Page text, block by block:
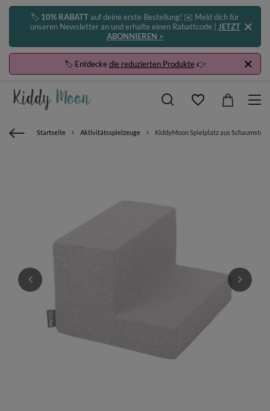
🏷️ 10% RABATTauf deine erste Bestellung! ✉️ Meld dich für
unseren Newsletter an und erhalte einen Rabattcode | JETZT
ABONNIEREN >
🏷️ Entdeckedie reduzierten Produkte👉
Startseite Aktivitätsspielzeuge KiddyMoon Spielplatz aus